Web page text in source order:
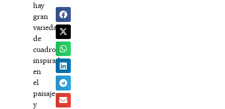
hay
gran
variedad
de
cuadros
inspirados
en
el
paisaje
y